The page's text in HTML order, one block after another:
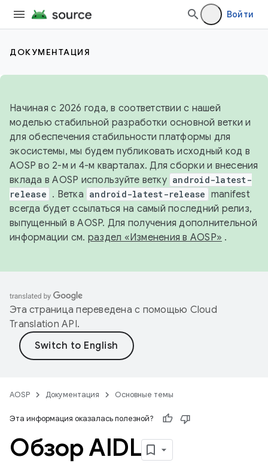
Войти
ДОКУМЕНТАЦИЯ
Начиная с 2026 года, в соответствии с нашей
моделью стабильной разработки основной ветки и
для обеспечения стабильности платформы для
экосистемы, мы будем публиковать исходный код в
AOSP во 2-м и 4-м кварталах. Для сборки и внесения
вклада в AOSP используйте ветку android-latest-
release . Ветка android-latest-release manifest
всегда будет ссылаться на самый последний релиз,
выпущенный в AOSP. Для получения дополнительной
информации см. раздел «Изменения в AOSP» .
Эта страница переведена с помощью Cloud
Translation API.
AOSP Документация Основные темы
Эта информация оказалась полезной?
Обзор AIDL